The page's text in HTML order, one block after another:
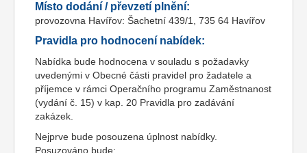
Místo dodání / převzetí plnění:
provozovna Havířov: Šachetní 439/1, 735 64 Havířov
Pravidla pro hodnocení nabídek:
Nabídka bude hodnocena v souladu s požadavky
uvedenými v Obecné části pravidel pro žadatele a
příjemce v rámci Operačního programu Zaměstnanost
(vydání č. 15) v kap. 20 Pravidla pro zadávání
zakázek.
Nejprve bude posouzena úplnost nabídky.
Posuzováno bude: